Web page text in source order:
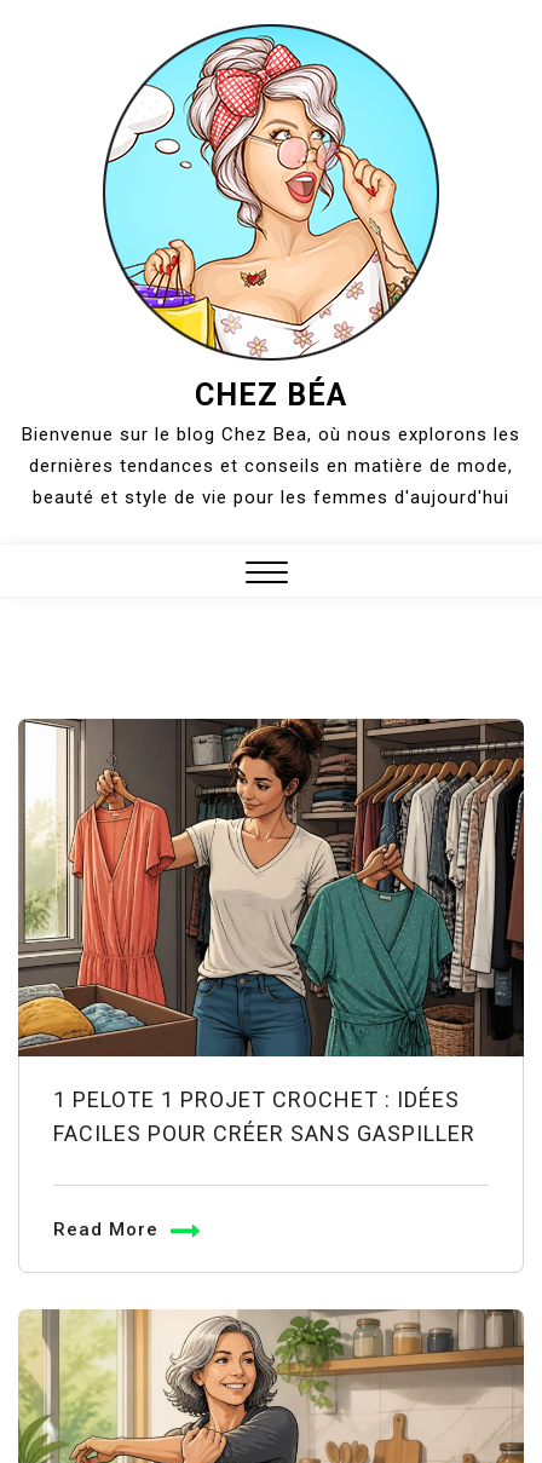
CHEZ BÉA
Bienvenue sur le blog Chez Bea, où nous explorons les
dernières tendances et conseils en matière de mode,
beauté et style de vie pour les femmes d'aujourd'hui
1 PELOTE 1 PROJET CROCHET : IDÉES
FACILES POUR CRÉER SANS GASPILLER
Read More